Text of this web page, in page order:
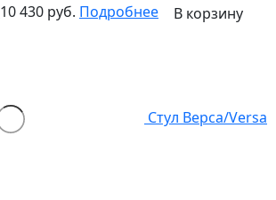
10 430 руб. Подробнее В корзину
Стул Верса/Versa